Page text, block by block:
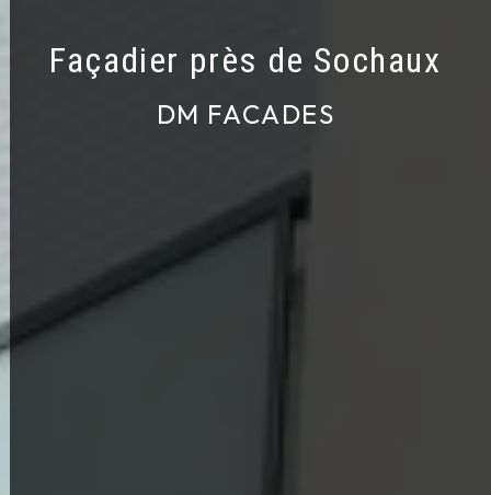
Façadier près de Sochaux
DM FACADES